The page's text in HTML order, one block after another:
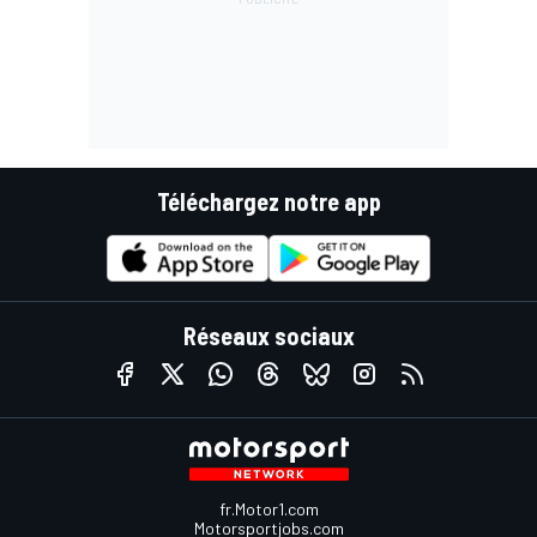
Téléchargez notre app
Réseaux sociaux
fr.Motor1.com
Motorsportjobs.com